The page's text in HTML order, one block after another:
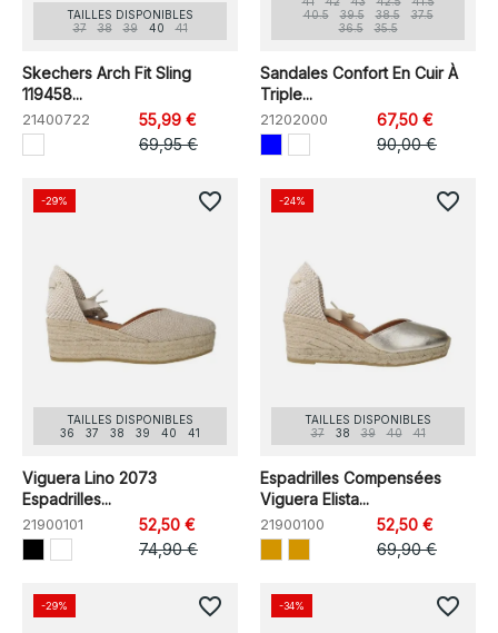
TAILLES DISPONIBLES
37
38 39 40 41
Skechers Arch Fit Sling
119458...
21400722
55,99 €
69,95 €
40.5
39.5 38.5
37.5
36.5
35.5
Sandales Confort En Cuir À
Triple...
21202000
67,50 €
90,00 €
TAILLES DISPONIBLES
36
37 38 39 40 41
Viguera Lino 2073
Espadrilles...
21900101
52,50 €
74,90 €
-29% favorite_border
TAILLES DISPONIBLES
37
38 39 40 41
Espadrilles Compensées
Viguera Elista...
21900100
52,50 €
69,90 €
-24% favorite_border
-29% favorite_border -34% favorite_border